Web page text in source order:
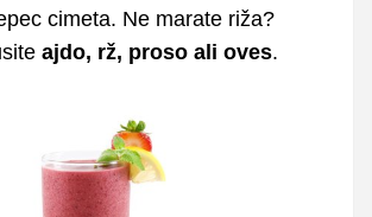
cimeta. Ne marate riža?
ajdo, rž, proso ali oves.